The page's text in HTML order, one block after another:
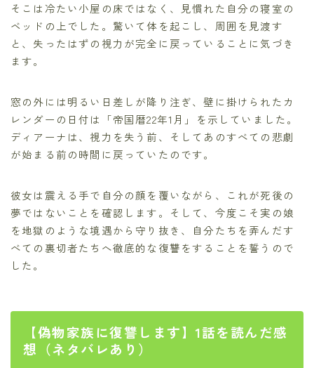
そこは冷たい小屋の床ではなく、見慣れた自分の寝室の
ベッドの上でした。驚いて体を起こし、周囲を見渡す
と、失ったはずの視力が完全に戻っていることに気づき
ます。
窓の外には明るい日差しが降り注ぎ、壁に掛けられたカ
レンダーの日付は「帝国暦22年1月」を示していました。
ディアーナは、視力を失う前、そしてあのすべての悲劇
が始まる前の時間に戻っていたのです。
彼女は震える手で自分の顔を覆いながら、これが死後の
夢ではないことを確認します。そして、今度こそ実の娘
を地獄のような境遇から守り抜き、自分たちを弄んだす
べての裏切者たちへ徹底的な復讐をすることを誓うので
した。
【偽物家族に復讐します】1話を読んだ感
想（ネタバレあり）